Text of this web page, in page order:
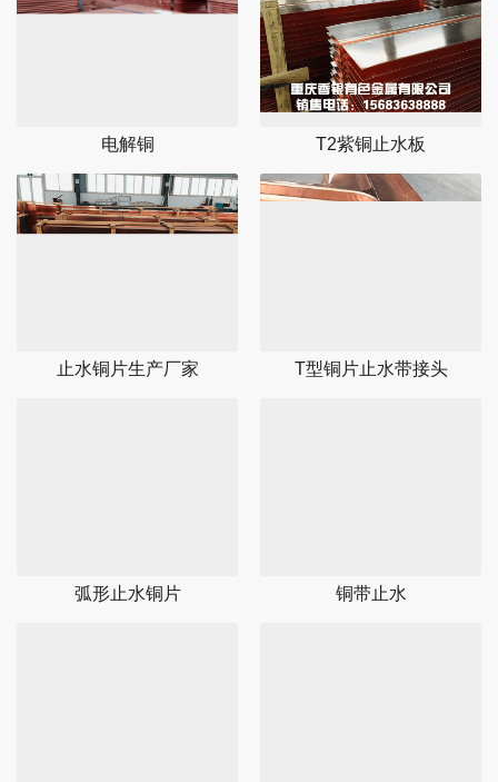
电解铜 T2紫铜止水板
止水铜片生产厂家 T型铜片止水带接头
弧形止水铜片 铜带止水